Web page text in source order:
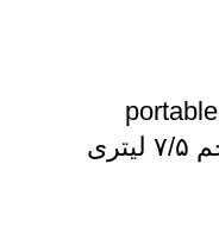
یخچال گرم و سرد ماشین portable